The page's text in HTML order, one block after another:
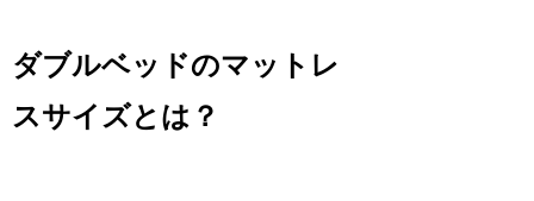
ダブルベッドのマットレ
スサイズとは？